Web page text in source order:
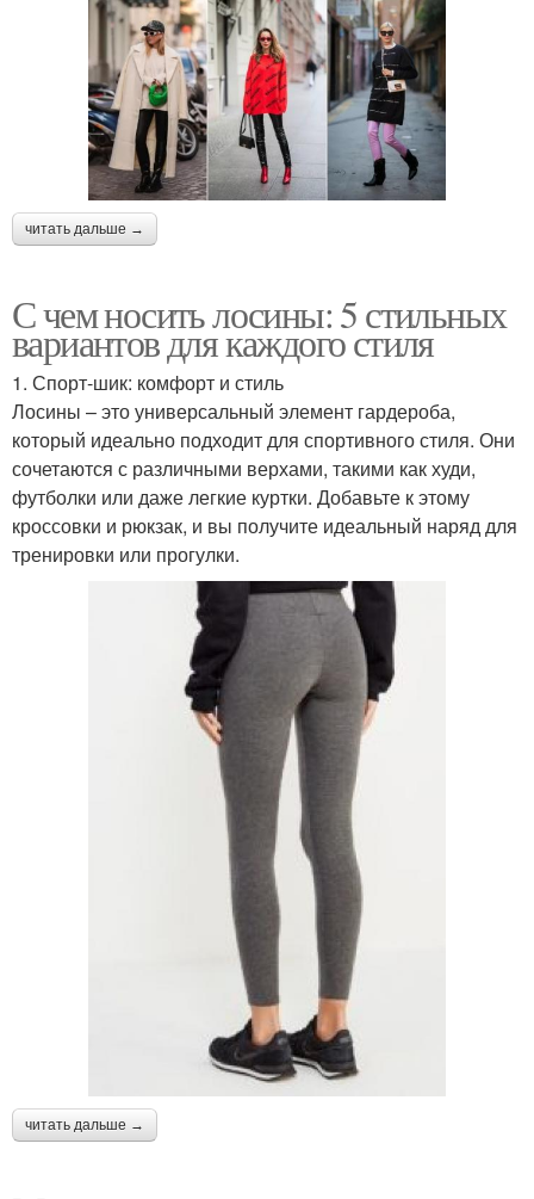
читать дальше →
С чем носить лосины: 5 стильных
вариантов для каждого стиля
1. Спорт-шик: комфорт и стиль
Лосины – это универсальный элемент гардероба,
который идеально подходит для спортивного стиля. Они
сочетаются с различными верхами, такими как худи,
футболки или даже легкие куртки. Добавьте к этому
кроссовки и рюкзак, и вы получите идеальный наряд для
тренировки или прогулки.
читать дальше →